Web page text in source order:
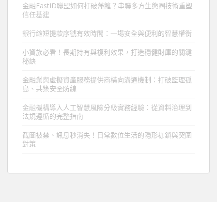
金融FastID聯盟如何打破藩籬？串聯多方生態圈技術重塑
信任基建
銀行縮短提款序號有效時間：一場安全與便利的智慧權衡
小資族必看！長期持有與複利效果，打造穩健財庫的關鍵
秘訣
金融業與虛擬資產服務提供商橫向溝通機制：打破監理孤
島、共築安全防線
金融機構導入人工智慧風險分級實務經驗：從資料治理到
法規遵循的完整指南
截圖被禁、訊息秒消失！日常數位生活的隱形枷鎖與突圍
對策